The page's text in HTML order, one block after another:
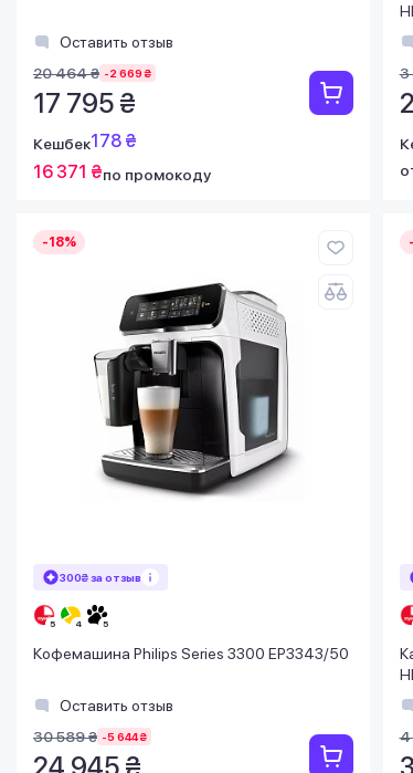
Оставить отзыв
20 464 ₴ -2 669 ₴
17 795 ₴
Кешбек178 ₴
16 371 ₴по промокоду
3
-18%
300₴ за отзыв
Кофемашина Philips Series 3300 EP3343/50
Оставить отзыв
30 589 ₴ -5 644 ₴
24 945 ₴
4